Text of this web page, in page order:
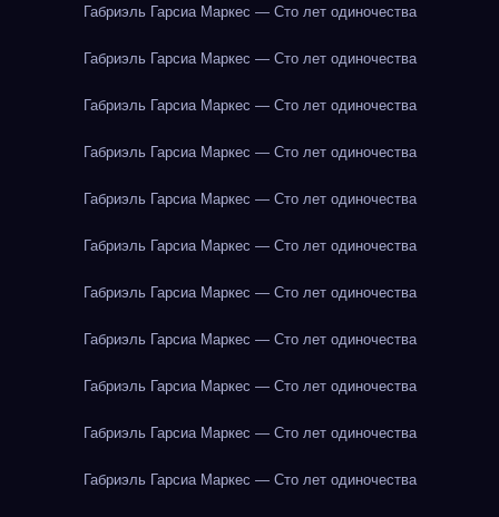
Габриэль Гарсиа Маркес — Сто лет одиночества
Габриэль Гарсиа Маркес — Сто лет одиночества
Габриэль Гарсиа Маркес — Сто лет одиночества
Габриэль Гарсиа Маркес — Сто лет одиночества
Габриэль Гарсиа Маркес — Сто лет одиночества
Габриэль Гарсиа Маркес — Сто лет одиночества
Габриэль Гарсиа Маркес — Сто лет одиночества
Габриэль Гарсиа Маркес — Сто лет одиночества
Габриэль Гарсиа Маркес — Сто лет одиночества
Габриэль Гарсиа Маркес — Сто лет одиночества
Габриэль Гарсиа Маркес — Сто лет одиночества